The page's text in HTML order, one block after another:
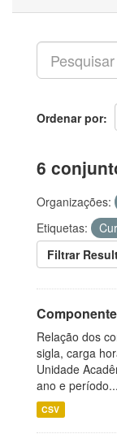
Ordenar por
6
Organizações:
Etiquetas:
Filtrar
Relação dos
sigla, carga
Unidade
ano e período...
CSV